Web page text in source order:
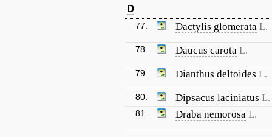
D
77. Dactylis glomerata L.
78. Daucus carota L.
79. Dianthus deltoides L.
80. Dipsacus laciniatus L.
81. Draba nemorosa L.